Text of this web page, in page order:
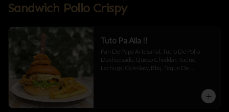
Sandwich Pollo Crispy
Tuto Pa Alla !!
Pan De Papa Artesanal, Tutro De Pollo
Deshuesado, Queso Cheddar, Tocino,
Lechuga, Coleslaw, Bbq , Toque De